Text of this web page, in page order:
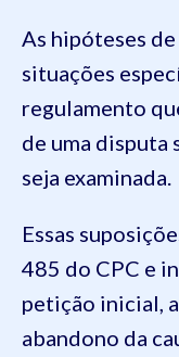
As hipóteses
situações
regulamento
de uma disputa
seja examinada.
Essas
485 do CPC e
petição inicial,
abandono da